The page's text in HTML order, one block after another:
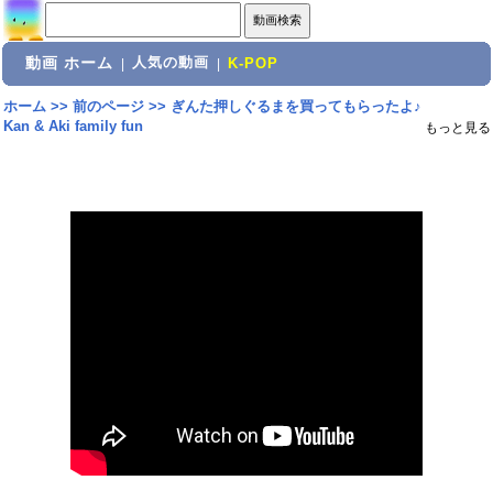
動画 ホーム 人気の動画 K-POP
ホーム>> 前のページ>> ぎんた押しぐるまを買ってもらったよ♪
Kan & Aki family fun
もっと見る